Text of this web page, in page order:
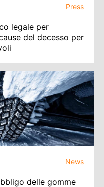
Press
legale per
del decesso per
News
delle gomme